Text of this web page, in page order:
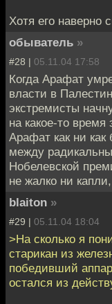
Хотя его наверно
обыватель »
#28 | 05.11.04 17:58
Когда Арафат
власти в
экстремисты
на какое-то
Арафат как ни
между
Нобелевской
не жалко ни
blaiton »
#29 | 05.11.04 18:04
>На сколько я
старикан из
победивший
остался из